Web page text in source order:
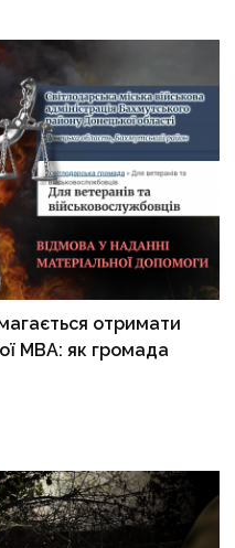
отримати
МВА: як громада